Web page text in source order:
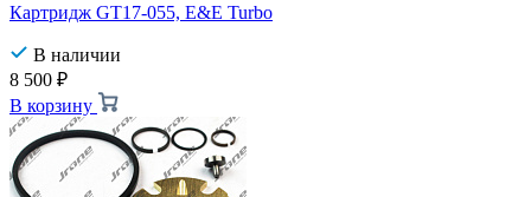
Картридж GT17-055, E&E Turbo
В наличии
8 500 ₽
В корзину